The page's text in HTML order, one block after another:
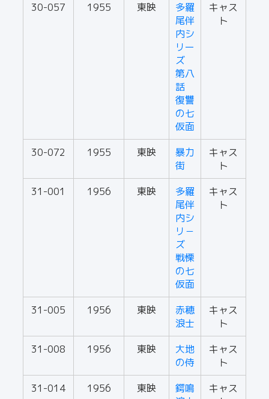
30-057 1955 東映
多羅
尾伴
内シ
リー
ズ
第八
話
復讐
の七
仮面
キャス
ト
30-072 1955 東映
暴力
街
キャス
ト
31-001
1956 東映
多羅
尾伴
内シ
リ－
ズ
戦慄
の七
仮面
キャス
ト
31-005 1956 東映
赤穂
浪士
キャス
ト
31-008
1956 東映
大地
の侍
キャス
ト
31-014
1956 東映
鍔鳴
キャス